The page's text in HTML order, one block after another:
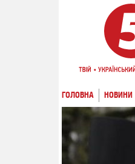
ГОЛОВНА НОВИНИ